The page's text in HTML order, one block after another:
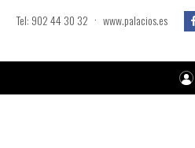
Tel: 902 44 30 32 · www.palacios.es